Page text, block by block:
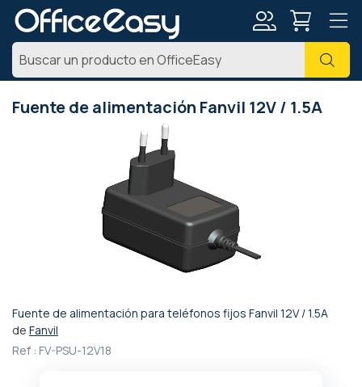
Fuente de alimentación Fanvil 12V / 1.5A
Fuente de alimentación para teléfonos fijos Fanvil 12V / 1.5A
de Fanvil
Ref : FV-PSU-12V18
Saltar
al
comienzo